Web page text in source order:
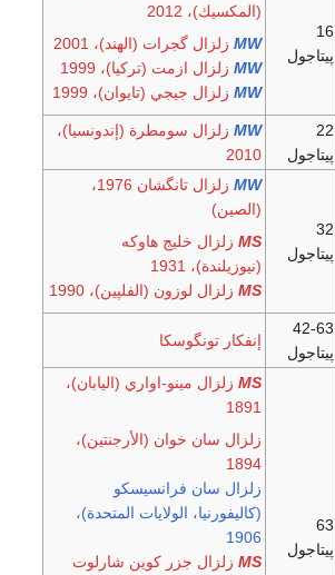
16
پيتاجول
(المكسيك)، 2012
MW
زلزال گجرات (الهند)، 2001
MW
زلزال ازمت (تركيا)، 1999
MW زلزال جيجي (تايوان)، 1999
22
پيتاجول
MW
زلزال سومطرة (إندونسيا)،
2010
32
پيتاجول
MW
زلزال تانگشان 1976،
(الصين)
MS
زلزال خليج هاوكه
(نيوزيلندة)، 1931
MS زلزال لوزون (الفلپين)، 1990
42-63
پيتاجول
إنفكار تونگوسكا
63
پيتاجول
MS
زلزال مينو-اواري (اليابان)،
1891
زلزال سان خوان (الأرجنتين)،
1894
زلزال سان فرانسيسكو
(كاليفورنيا، الولايات المتحدة)،
1906
MS
زلزال جزر كوين شارلوت